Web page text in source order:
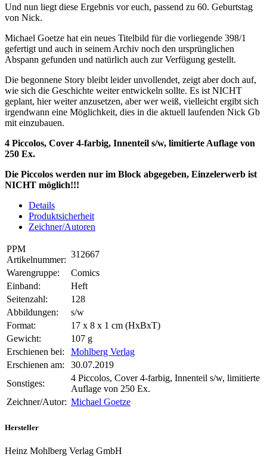
Und nun liegt diese Ergebnis vor euch, passend zu 60. Geburtstag
von Nick.
Michael Goetze hat ein neues Titelbild für die vorliegende 398/1
gefertigt und auch in seinem Archiv noch den ursprünglichen
Abspann gefunden und natürlich auch zur Verfügung gestellt.
Die begonnene Story bleibt leider unvollendet, zeigt aber doch auf,
wie sich die Geschichte weiter entwickeln sollte. Es ist NICHT
geplant, hier weiter anzusetzen, aber wer weiß, vielleicht ergibt sich
irgendwann eine Möglichkeit, dies in die aktuell laufenden Nick Gb
mit einzubauen.
4 Piccolos, Cover 4-farbig, Innenteil s/w, limitierte Auflage von
250 Ex.
Die Piccolos werden nur im Block abgegeben, Einzelerwerb ist
NICHT möglich!!!
Details
Produktsicherheit
Zeichner/Autoren
PPM
Artikelnummer:
312667
Warengruppe:
Comics
Einband:
Heft
Seitenzahl:
128
Abbildungen:
s/w
Format:
17 x 8 x 1 cm (HxBxT)
Gewicht:
107 g
Erschienen bei:
Mohlberg Verlag
Erschienen am:
30.07.2019
Sonstiges:
4 Piccolos, Cover 4-farbig, Innenteil s/w, limitierte
Auflage von 250 Ex.
Zeichner/Autor: Michael Goetze
Hersteller
Heinz Mohlberg Verlag GmbH